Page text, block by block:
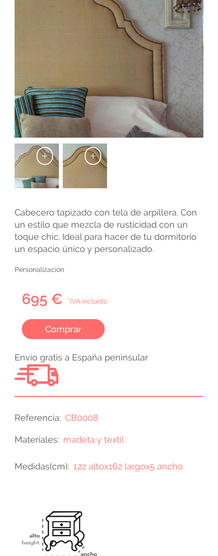
+ +
Cabecero tapizado con tela de arpillera. Con
un estilo que mezcla de rusticidad con un
toque chic. Ideal para hacer de tu dormitorio
un espacio único y personalizado.
Personalización
695 € *IVA incluido
Comprar
Envio gratis a España peninsular
Referencia CB0008
Materiales madeta y textil
Medidas(cm) 122 altox162 largox5 ancho